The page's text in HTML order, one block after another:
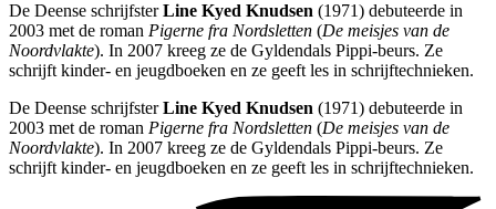
De Deense schrijfsterLine Kyed Knudsen (1971) debuteerde in
2003 met de roman Pigerne fra Nordsletten (De meisjes van de
Noordvlakte). In 2007 kreeg ze de Gyldendals Pippi-beurs. Ze
schrijft kinder- en jeugdboeken en ze geeft les in schrijftechnieken.
De Deense schrijfsterLine Kyed Knudsen (1971) debuteerde in
2003 met de roman Pigerne fra Nordsletten (De meisjes van de
Noordvlakte). In 2007 kreeg ze de Gyldendals Pippi-beurs. Ze
schrijft kinder- en jeugdboeken en ze geeft les in schrijftechnieken.